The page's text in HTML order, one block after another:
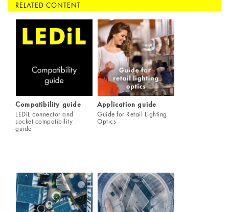
RELATED CONTENT
Compatibility guide
LEDiL connector and
socket compatibility
guide
Application guide
Guide for Retail Lighting
Optics